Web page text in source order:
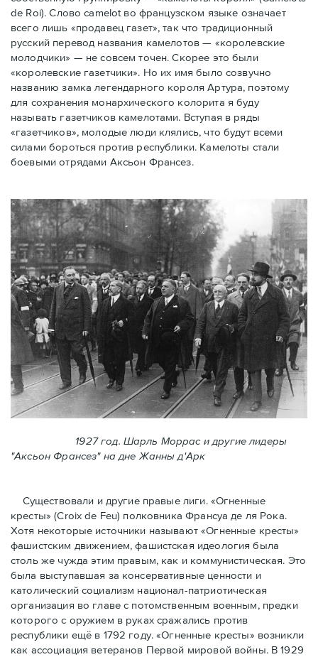
de Roi). Слово camelot во французском языке означает
всего лишь «продавец газет», так что традиционный
русский перевод названия камелотов — «королевские
молодчики» — не совсем точен. Скорее это были
«королевские газетчики». Но их имя было созвучно
названию замка легендарного короля Артура, поэтому
для сохранения монархического колорита я буду
называть газетчиков камелотами. Вступая в ряды
«газетчиков», молодые люди клялись, что будут всеми
силами бороться против республики. Камелоты стали
боевыми отрядами Аксьон Франсез.
1927 год. Шарль Моррас и другие лидеры
"Аксьон Франсез" на дне Жанны д'Арк
Существовали и другие правые лиги. «Огненные
кресты» (Croix de Feu) полковника Франсуа де ля Рока.
Хотя некоторые источники называют «Огненные крeсты»
фашистским движением, фашистская идеология была
столь же чужда этим правым, как и коммунистическая. Это
была выступавшая за консервативные ценности и
католический социализм национал-патриотическая
организация во главе с потомственным военным, предки
которого с оружием в руках сражались против
республики ещё в 1792 году. «Огненные кресты» возникли
как ассоциация ветеранов Первой мировой войны. В 1929